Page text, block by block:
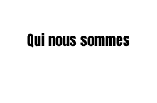
Qui nous sommes